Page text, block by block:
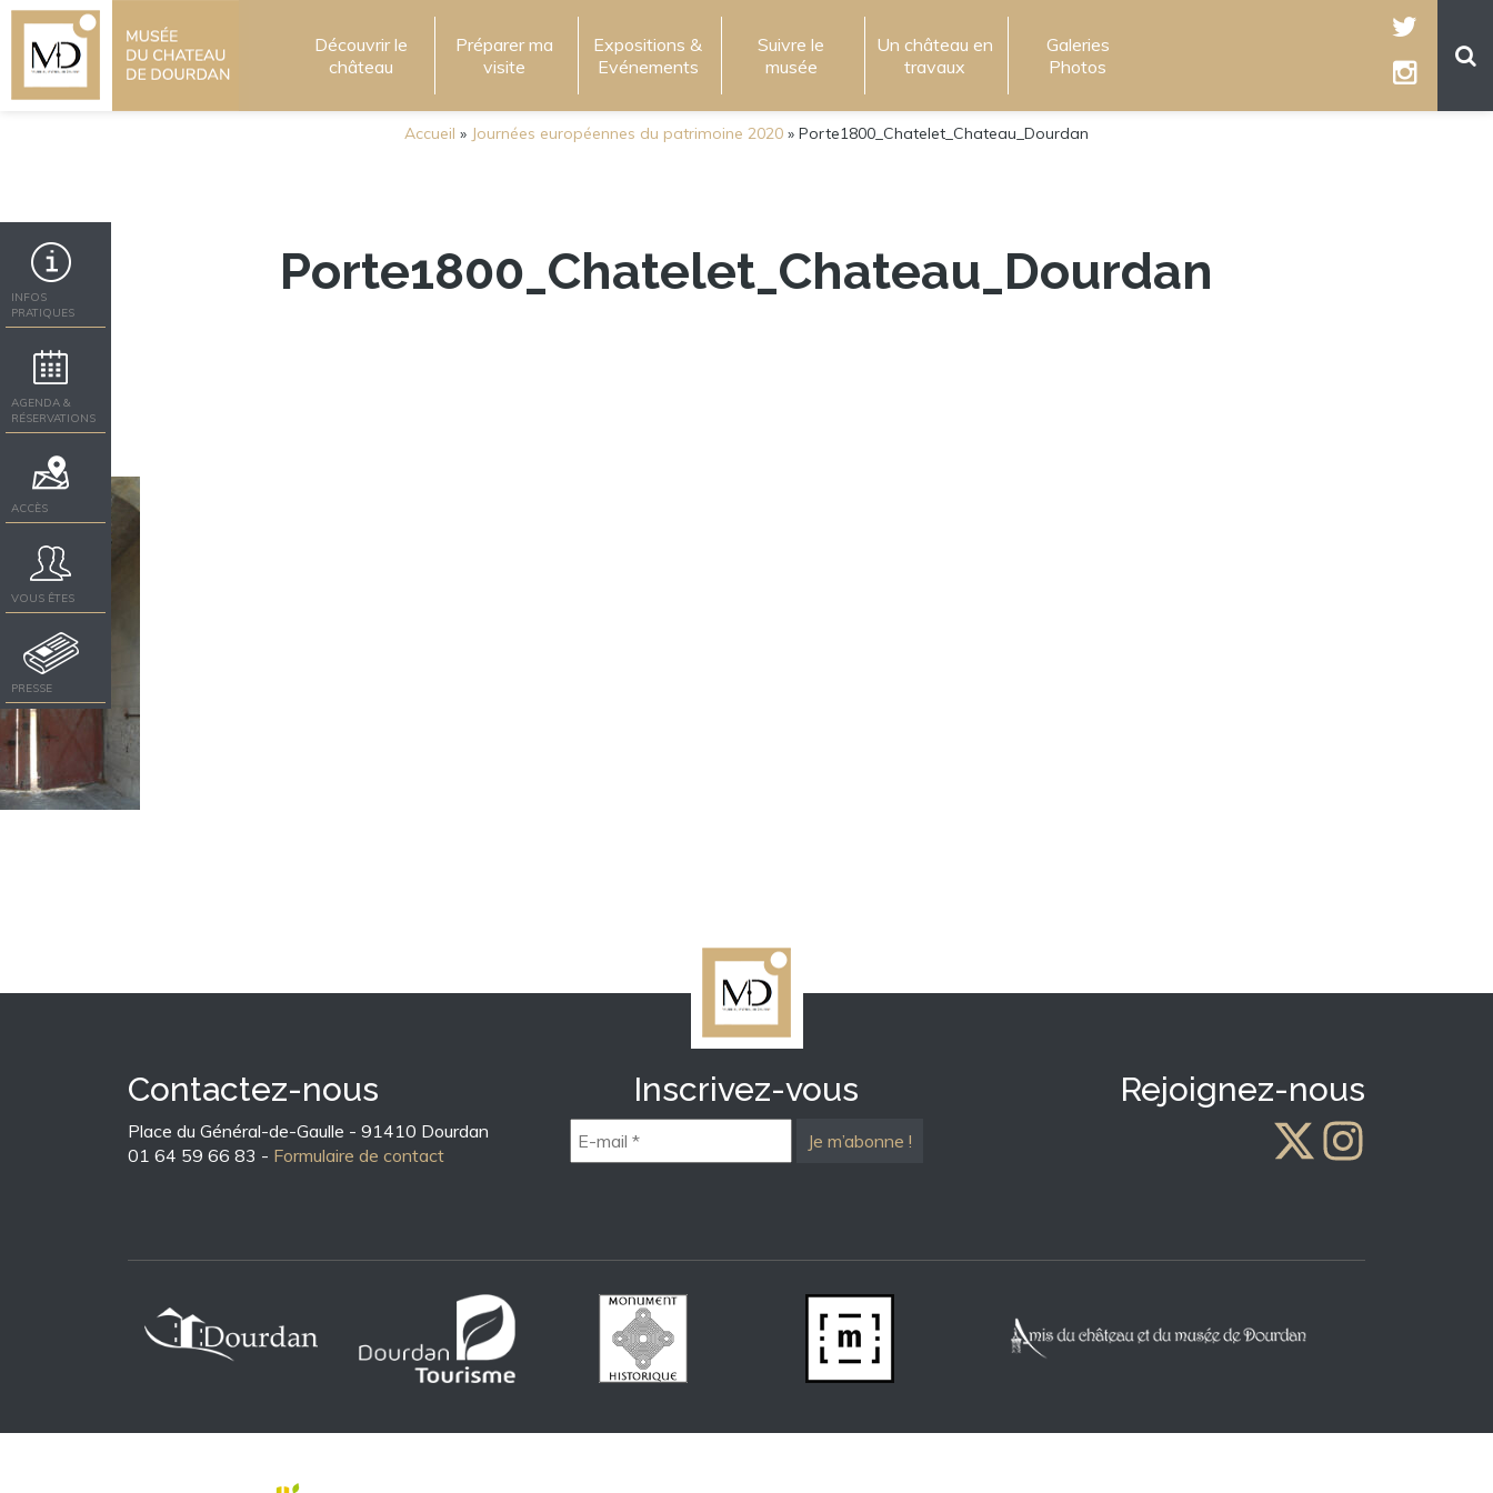
Découvrir le
château
Préparer ma
visite
Expositions &
Evénements
Suivre le
musée
Un château en
travaux
Galeries
Photos
INFOS
PRATIQUES
AGENDA &
RÉSERVATIONS
ACCÈS
VOUS ÊTES
PRESSE
Accueil » Journées européennes du patrimoine 2020 » Porte1800_Chatelet_Chateau_Dourdan
Porte1800_Chatelet_Chateau_Dourdan
Contactez-nous
Place du Général-de-Gaulle - 91410 Dourdan
01 64 59 66 83 - Formulaire de contact
Inscrivez-vous Rejoignez-nous